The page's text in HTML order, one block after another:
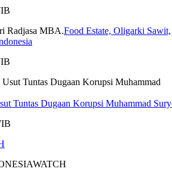
Food Estate, Oligarki Sawit,
Tuntas Dugaan Korupsi Muhammad